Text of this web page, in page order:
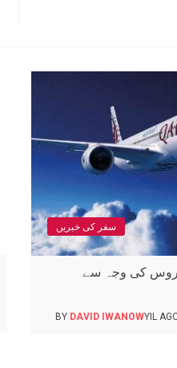
سفر کی خبریں
کی وجہ سے
BY DAVID IWANOW